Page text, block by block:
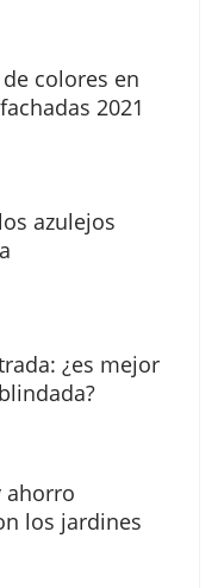
revisar la
antes
colores en
2021
azulejos
¿es mejor
ahorro
los jardines